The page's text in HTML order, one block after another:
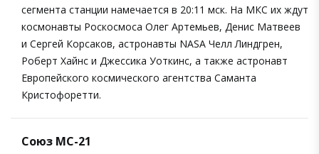
сегмента станции намечается в 20:11 мск. На МКС их ждут
космонавты Роскосмоса Олег Артемьев, Денис Матвеев
и Сергей Корсаков, астронавты NASA Челл Линдгрен,
Роберт Хайнс и Джессика Уоткинс, а также астронавт
Европейского космического агентства Саманта
Кристофоретти.
Союз МС-21